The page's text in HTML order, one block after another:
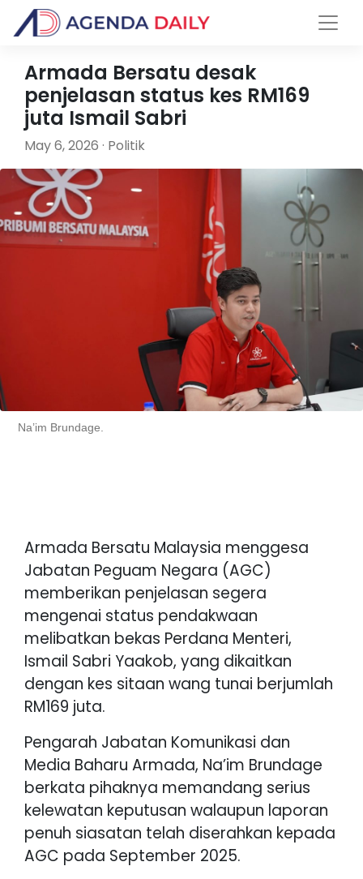
Armada Bersatu desak
penjelasan status kes RM169
juta Ismail Sabri
May 6, 2026 · Politik
Na’im Brundage.
Armada Bersatu Malaysia menggesa
Jabatan Peguam Negara (AGC)
memberikan penjelasan segera
mengenai status pendakwaan
melibatkan bekas Perdana Menteri,
Ismail Sabri Yaakob, yang dikaitkan
dengan kes sitaan wang tunai berjumlah
RM169 juta.
Pengarah Jabatan Komunikasi dan
Media Baharu Armada, Na’im Brundage
berkata pihaknya memandang serius
kelewatan keputusan walaupun laporan
penuh siasatan telah diserahkan kepada
AGC pada September 2025.